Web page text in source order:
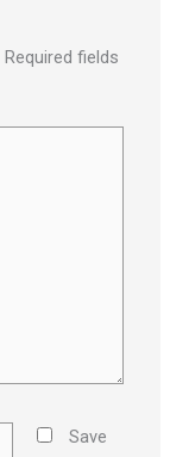
Required fields
Save